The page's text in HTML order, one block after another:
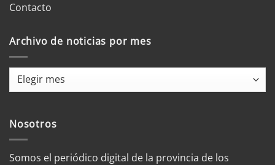
Contacto
Archivo de noticias por mes
Archivo
mes
Nosotros
Somos el periódico digital de la provincia de los